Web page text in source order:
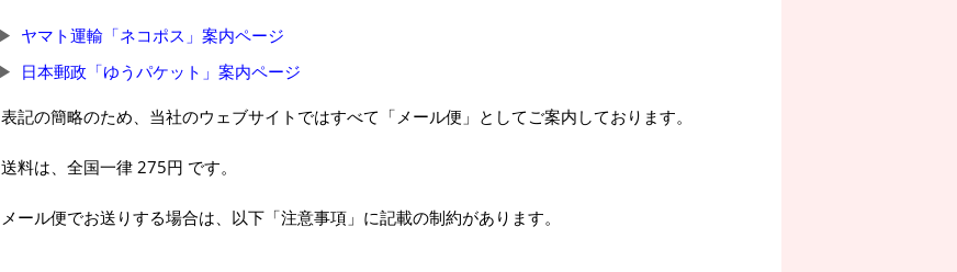
ヤマト運輸「ネコポス」案内ページ
日本郵政「ゆうパケット」案内ページ
表記の簡略のため、当社のウェブサイトではすべて「メール便」としてご案内しております。
送料は、全国一律 275円 です。
メール便でお送りする場合は、以下「注意事項」に記載の制約があります。